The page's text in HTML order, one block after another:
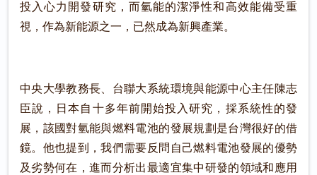
投入心力開發研究，而氫能的潔淨性和高效能備受重
視，作為新能源之一，已然成為新興產業。
中央大學教務長、台聯大系統環境與能源中心主任陳志
臣說，日本自十多年前開始投入研究，採系統性的發
展，該國對氫能與燃料電池的發展規劃是台灣很好的借
鏡。他也提到，我們需要反問自己燃料電池發展的優勢
及劣勢何在，進而分析出最適宜集中研發的領域和應用